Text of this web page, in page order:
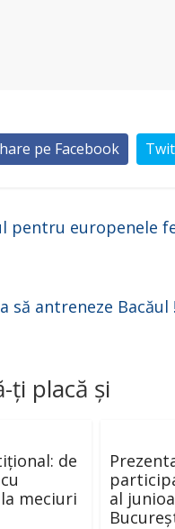
pe Facebook
pentru europenele
să antreneze
ți placă și
de
meciuri
al